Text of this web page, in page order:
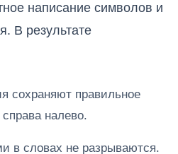
написание символов и
В результате
сохраняют правильное
налево.
в словах не разрываются.